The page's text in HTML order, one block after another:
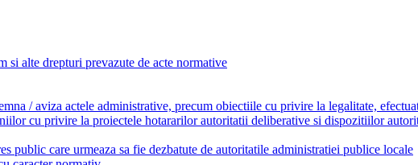
si alte drepturi prevazute de acte normative
/ aviza actele administrative, precum obiectiile cu privire la legalitate,
cu privire la proiectele hotararilor autoritatii deliberative si dispozitiilor
public care urmeaza sa fie dezbatute de autoritatile administratiei publice locale